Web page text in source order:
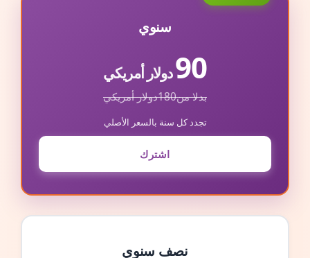
سنوي
90دولار أمريكي
بدلا من180دولار أمريكي
تجدد كل سنة بالسعر الأصلي
اشترك
نصف سنوي